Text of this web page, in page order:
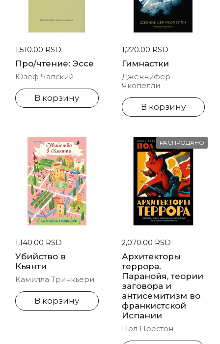
Стандартная цена
1,510.00 RSD
Про/чтение: Эссе
Юзеф Чапский
В корзину
Стандартная цена
1,220.00 RSD
Гимнастки
Дженнифер
Якопелли
В корзину
Стандартная цена
1,140.00 RSD
Убийство в
Кьянти
Камилла Тринкьери
В корзину
Стандартная цена
2,070.00 RSD
Архитекторы
террора.
Паранойя, теории
заговора и
антисемитизм во
франкистской
Испании
Пол Престон
РАСПРОДАНО